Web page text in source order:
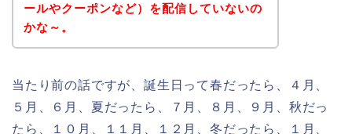
ールやクーポンなど）を配信していないの
かな～。
当たり前の話ですが、誕生日って春だったら、４月、
５月、６月、夏だったら、７月、８月、９月、秋だっ
たら、１０月、１１月、１２月、冬だったら、１月、